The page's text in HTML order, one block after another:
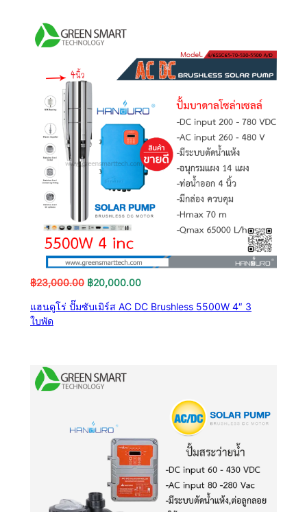
฿23,000.00 Original
was:
฿20,000.00Current
is:
แฮนดูโร่ ปั๊มซับเมิร์ส AC DC Brushless 5500W 4″ 3
ใบพัด